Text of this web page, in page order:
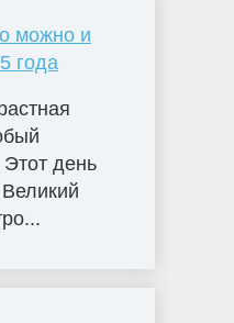
можно и
года
день